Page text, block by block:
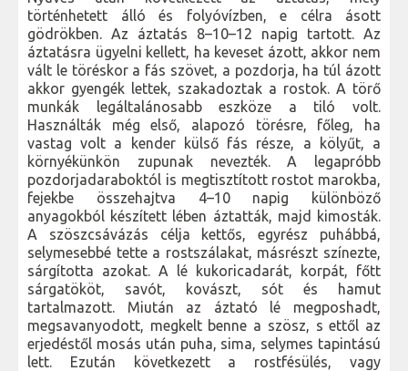
történhetett álló és folyóvízben, e célra ásott
gödrökben. Az áztatás 8–10–12 napig tartott. Az
áztatásra ügyelni kellett, ha keveset ázott, akkor nem
vált le töréskor a fás szövet, a pozdorja, ha túl ázott
akkor gyengék lettek, szakadoztak a rostok. A törő
munkák legáltalánosabb eszköze a tiló volt.
Használták még első, alapozó törésre, főleg, ha
vastag volt a kender külső fás része, a kölyűt, a
környékünkön zupunak nevezték. A legapróbb
pozdorjadaraboktól is megtisztított rostot marokba,
fejekbe összehajtva 4–10 napig különböző
anyagokból készített lében áztatták, majd kimosták.
A szöszcsávázás célja kettős, egyrész puhábbá,
selymesebbé tette a rostszálakat, másrészt színezte,
sárgította azokat. A lé kukoricadarát, korpát, főtt
sárgatököt, savót, kovászt, sót és hamut
tartalmazott. Miután az áztató lé megposhadt,
megsavanyodott, megkelt benne a szösz, s ettől az
erjedéstől mosás után puha, sima, selymes tapintású
lett. Ezután következett a rostfésülés, vagy